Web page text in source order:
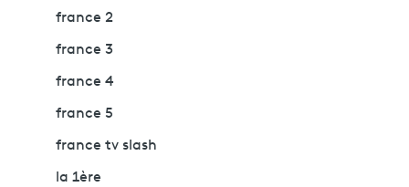
france 2
france 3
france 4
france 5
france tv slash
la 1ère